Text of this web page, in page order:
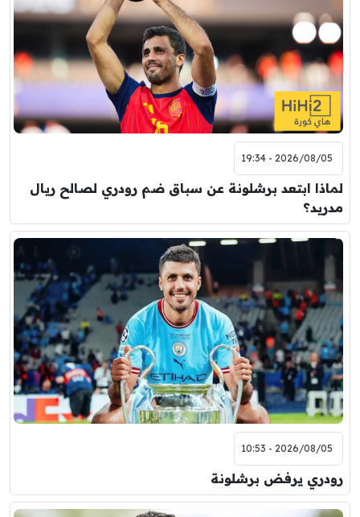
2026/08/05 - 19:34
لماذا ابتعد برشلونة عن سباق ضم رودري لصالح ريال
مدريد؟
2026/08/05 - 10:53
رودري يرفض برشلونة